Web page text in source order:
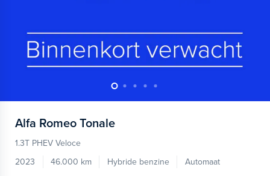
Alfa Romeo Tonale
1.3T PHEV Veloce
2023
46.000 km Hybride benzine
Automaat